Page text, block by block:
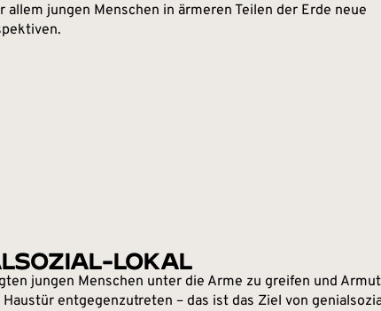
allem jungen Menschen in ärmeren Teilen der Erde neue
LOKAL
jungen Menschen unter die Arme zu greifen und
entgegenzutreten – das ist das Ziel von